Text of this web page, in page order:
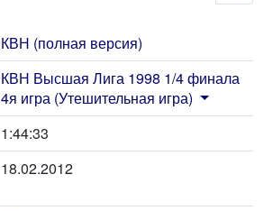
КВН (полная версия)
КВН Высшая Лига 1998 1/4 финала
4я игра (Утешительная игра)
1:44:33
18.02.2012